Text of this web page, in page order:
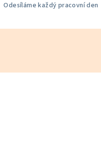
Odesíláme každý pracovní den